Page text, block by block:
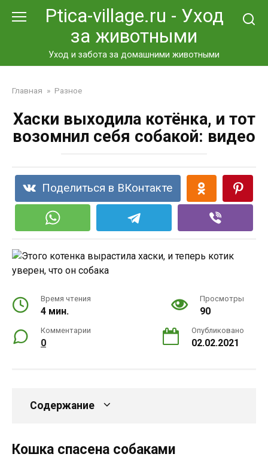
Ptica-village.ru - Уход
за животными
Уход и забота за домашними животными
Главная » Разное
Хаски выходила котёнка, и тот
возомнил себя собакой: видео
Поделиться в ВКонтакте
Время чтения
4 мин.
Просмотры
90
Комментарии
0
Опубликовано
02.02.2021
Содержание
Кошка спасена собаками